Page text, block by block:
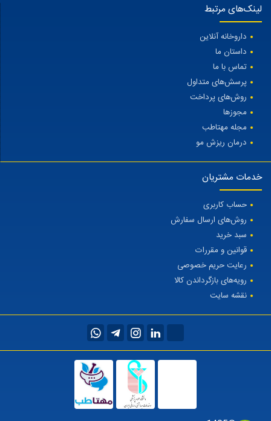
لینک‌های مرتبط
داروخانه آنلاین
داستان ما
تماس با ما
پرسش‌های متداول
روش‌های پرداخت
مجوزها
مجله مهتاطب
درمان ریزش مو
خدمات مشتریان
حساب کاربری
روش‌های ارسال سفارش
سبد خرید
قوانین و مقررات
رعایت حریم خصوصی
رویه‌های بازگرداندن کالا
نقشه سایت